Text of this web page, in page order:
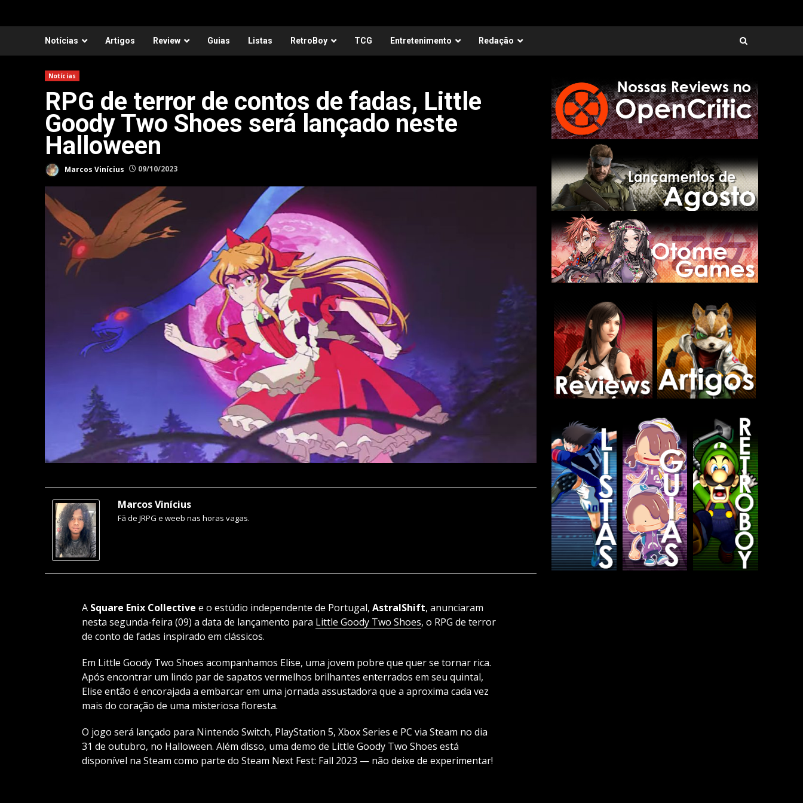
Notícias Artigos Review Guias Listas RetroBoy TCG Entretenimento Redação
Notícias
RPG de terror de contos de fadas, Little
Goody Two Shoes será lançado neste
Halloween
Marcos Vinícius 09/10/2023
Marcos Vinícius
Fã de JRPG e weeb nas horas vagas.
A Square Enix Collective e o estúdio independente de Portugal, AstralShift, anunciaram
nesta segunda-feira (09) a data de lançamento para Little Goody Two Shoes, o RPG de terror
de conto de fadas inspirado em clássicos.
Em Little Goody Two Shoes acompanhamos Elise, uma jovem pobre que quer se tornar rica.
Após encontrar um lindo par de sapatos vermelhos brilhantes enterrados em seu quintal,
Elise então é encorajada a embarcar em uma jornada assustadora que a aproxima cada vez
mais do coração de uma misteriosa floresta.
O jogo será lançado para Nintendo Switch, PlayStation 5, Xbox Series e PC via Steam no dia
31 de outubro, no Halloween. Além disso, uma demo de Little Goody Two Shoes está
disponível na Steam como parte do Steam Next Fest: Fall 2023 — não deixe de experimentar!